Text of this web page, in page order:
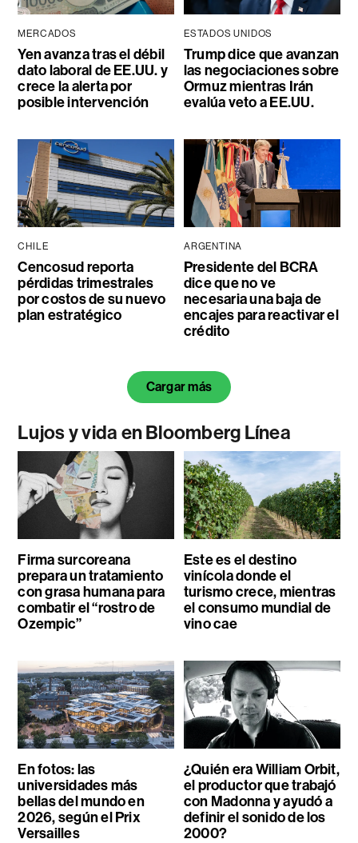
MERCADOS
Yen avanza tras el débil
dato laboral de EE.UU. y
crece la alerta por
posible intervención
ESTADOS UNIDOS
Trump dice que avanzan
las negociaciones sobre
Ormuz mientras Irán
evalúa veto a EE.UU.
CHILE
Cencosud reporta
pérdidas trimestrales
por costos de su nuevo
plan estratégico
ARGENTINA
Presidente del BCRA
dice que no ve
necesaria una baja de
encajes para reactivar el
crédito
Cargar más
Lujos y vida en Bloomberg Línea
Firma surcoreana
prepara un tratamiento
con grasa humana para
combatir el “rostro de
Ozempic”
Este es el destino
vinícola donde el
turismo crece, mientras
el consumo mundial de
vino cae
En fotos: las
universidades más
bellas del mundo en
2026, según el Prix
Versailles
¿Quién era William Orbit,
el productor que trabajó
con Madonna y ayudó a
definir el sonido de los
2000?